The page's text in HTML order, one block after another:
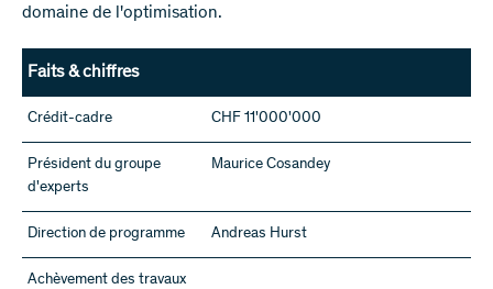
domaine de l'optimisation.
Faits & chiffres
Crédit-cadre CHF 11'000'000
Président du groupe
d'experts
Maurice Cosandey
Direction de programme Andreas Hurst
Achèvement des travaux